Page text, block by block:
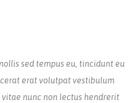
sed tempus eu, tincidunt eu
erat volutpat vestibulum
nunc non lectus hendrerit